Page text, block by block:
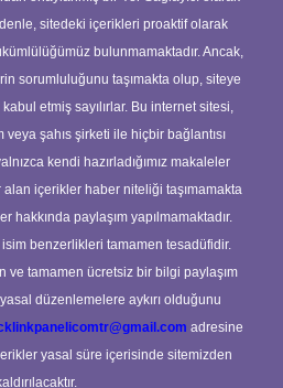
sitedeki içerikleri proaktif olarak
bulunmamaktadır. Ancak,
sorumluluğunu taşımakta olup, siteye
etmiş sayılırlar. Bu internet sitesi,
şahıs şirketi ile hiçbir bağlantısı
kendi hazırladığımız makaleler
alan içerikler haber niteliği taşımamakta
hakkında paylaşım yapılmamaktadır.
benzerlikleri tamamen tesadüfidir.
ve tamamen ücretsiz bir bilgi paylaşım
düzenlemelere aykırı olduğunu
adresine
yasal süre içerisinde sitemizden